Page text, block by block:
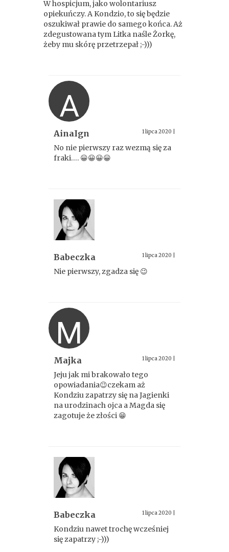
W hospicjum, jako wolontariusz
opiekuńczy. A Kondzio, to się będzie
oszukiwał prawie do samego końca. Aż
zdegustowana tym Litka naśle Żorkę,
żeby mu skórę przetrzepał ;-)))
A
AinaIgn 1 lipca 2020
No nie pierwszy raz wezmą się za
fraki…. 😀😀😀😀
Babeczka 1 lipca 2020
Nie pierwszy, zgadza się 😉
M
Majka 1 lipca 2020
Jeju jak mi brakowało tego
opowiadania😉czekam aż
Kondziu zapatrzy się na Jagienki
na urodzinach ojca a Magda się
zagotuje że złości 😁
Babeczka 1 lipca 2020
Kondziu nawet trochę wcześniej
się zapatrzy ;-)))